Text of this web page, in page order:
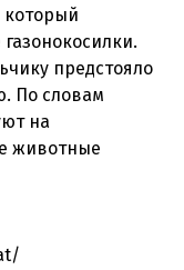
который
предстояло
По словам
на
животные